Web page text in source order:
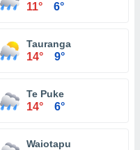
11° 6°
Tauranga
14° 9°
Te Puke
14° 6°
Waiotapu